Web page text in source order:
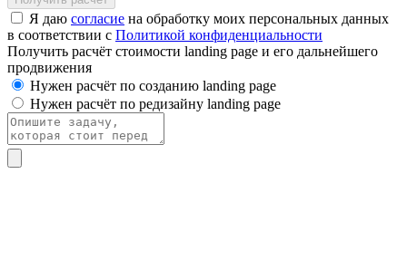
Я даю согласие на обработку моих персональных данных
в соответствии с Политикой конфиденциальности
Получить расчёт стоимости landing page и его дальнейшего
продвижения
Нужен расчёт по созданию landing page
Нужен расчёт по редизайну landing page